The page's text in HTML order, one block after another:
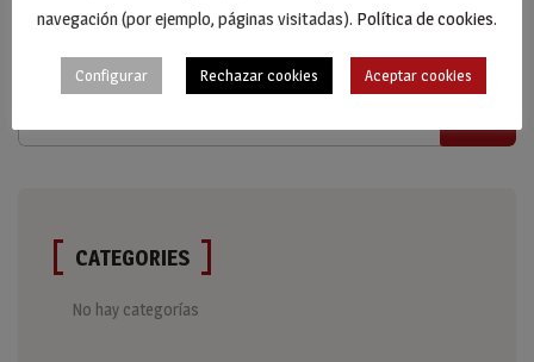
CATEGORIES
No hay categorías
navegación (por ejemplo, páginas visitadas). Política de cookies.
Configurar Rechazar cookies Aceptar cookies